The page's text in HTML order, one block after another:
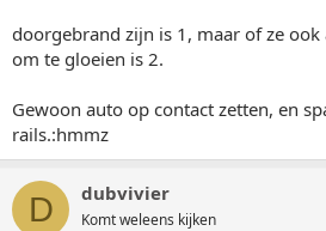
doorgebrand zijn is 1, maar of ze
om te gloeien is 2.
Gewoon auto op contact zetten, en
rails.:hmmz
D dubvivier
Komt weleens kijken